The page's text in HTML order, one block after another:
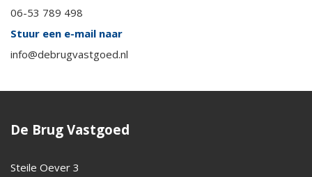
06-53 789 498
Stuur een e-mail naar
info@debrugvastgoed.nl
De Brug Vastgoed
Steile Oever 3